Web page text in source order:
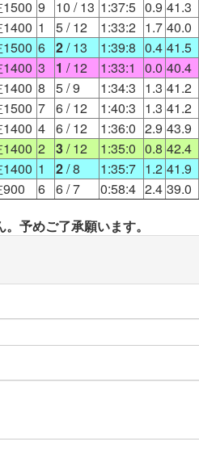
9 10 / 13 1:37:5 0.9 41.3
1 5/ 12 1:33:2 1.7 40.0
6 2/ 13 1:39:8 0.4 41.5
3 1 / 12 1:33:1 0.0 40.4
8 5/ 9 1:34:3 1.3 41.2
7 6/ 12 1:40:3 1.3 41.2
4 6/ 12 1:36:0 2.9 43.9
2 3/ 12 1:35:0 0.8 42.4
1 2/ 8 1:35:7 1.2 41.9
6 6/ 7 0:58:4 2.4 39.0
予めご了承願います。